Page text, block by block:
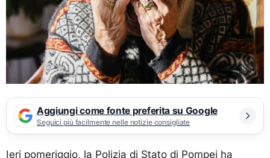
Aggiungi come fonte preferita su Google
Seguici più facilmente nelle notizie consigliate
Ieri pomeriggio, la Polizia di Stato di Pompei ha